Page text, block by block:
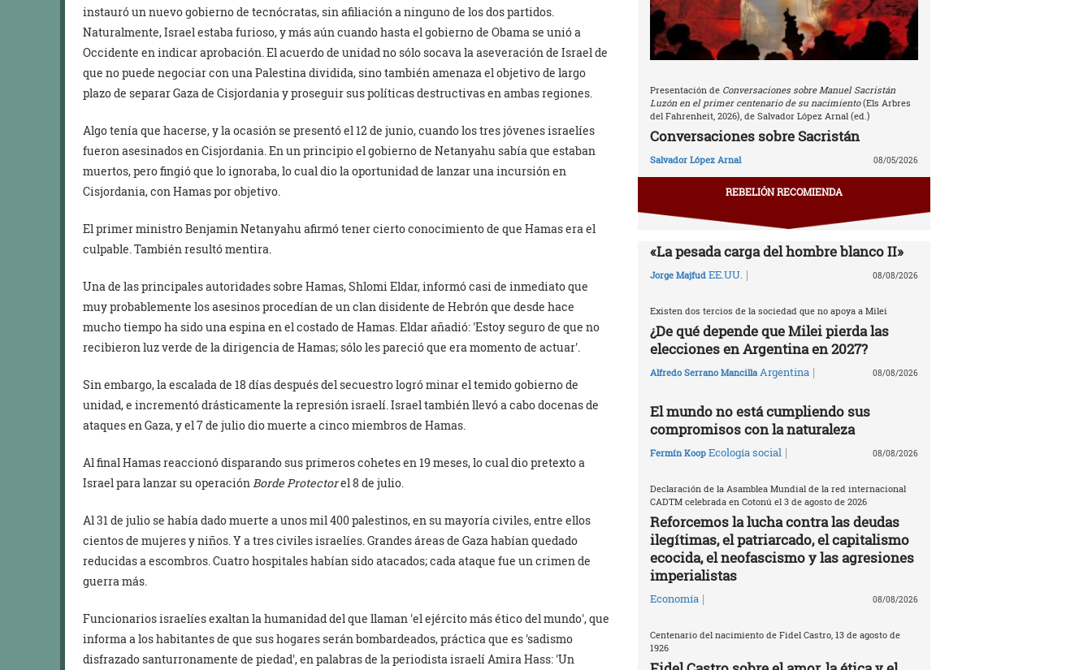
instauró un nuevo gobierno de tecnócratas, sin afiliación a ninguno de los dos partidos.
Naturalmente, Israel estaba furioso, y más aún cuando hasta el gobierno de Obama se unió a
Occidente en indicar aprobación. El acuerdo de unidad no sólo socava la aseveración de Israel de
que no puede negociar con una Palestina dividida, sino también amenaza el objetivo de largo
plazo de separar Gaza de Cisjordania y proseguir sus políticas destructivas en ambas regiones.
Algo tenía que hacerse, y la ocasión se presentó el 12 de junio, cuando los tres jóvenes israelíes
fueron asesinados en Cisjordania. En un principio el gobierno de Netanyahu sabía que estaban
muertos, pero fingió que lo ignoraba, lo cual dio la oportunidad de lanzar una incursión en
Cisjordania, con Hamas por objetivo.
El primer ministro Benjamin Netanyahu afirmó tener cierto conocimiento de que Hamas era el
culpable. También resultó mentira.
Una de las principales autoridades sobre Hamas, Shlomi Eldar, informó casi de inmediato que
muy probablemente los asesinos procedían de un clan disidente de Hebrón que desde hace
mucho tiempo ha sido una espina en el costado de Hamas. Eldar añadió: Estoy seguro de que no
recibieron luz verde de la dirigencia de Hamas; sólo les pareció que era momento de actuar .
Sin embargo, la escalada de 18 días después del secuestro logró minar el temido gobierno de
unidad, e incrementó drásticamente la represión israelí. Israel también llevó a cabo docenas de
ataques en Gaza, y el 7 de julio dio muerte a cinco miembros de Hamas.
Al final Hamas reaccionó disparando sus primeros cohetes en 19 meses, lo cual dio pretexto a
Israel para lanzar su operaciónBorde Protectorel 8 de julio.
Al 31 de julio se había dado muerte a unos mil 400 palestinos, en su mayoría civiles, entre ellos
cientos de mujeres y niños. Y a tres civiles israelíes. Grandes áreas de Gaza habían quedado
reducidas a escombros. Cuatro hospitales habían sido atacados; cada ataque fue un crimen de
guerra más.
Funcionarios israelíes exaltan la humanidad del que llaman el ejército más ético del mundo, que
informa a los habitantes de que sus hogares serán bombardeados, práctica que es sadismo
disfrazado santurronamente de piedad, en palabras de la periodista israelí Amira Hass: Un
Presentación de Conversaciones sobre Manuel Sacristán
Luzón en el primer centenario de su nacimiento(Els Arbres
del Fahrenheit, 2026), de Salvador López Arnal (ed.)
Conversaciones sobre Sacristán
Salvador López Arnal 08/05/2026
REBELIÓN RECOMIENDA
«La pesada carga del hombre blanco II»
Jorge Majfud EE.UU.| 08/08/2026
Existen dos tercios de la sociedad que no apoya a Milei
¿De qué depende que Milei pierda las
elecciones en Argentina en 2027?
Alfredo Serrano Mancilla Argentina| 08/08/2026
El mundo no está cumpliendo sus
compromisos con la naturaleza
Fermín Koop Ecología social| 08/08/2026
Declaración de la Asamblea Mundial de la red internacional
CADTM celebrada en Cotonú el 3 de agosto de 2026
Reforcemos la lucha contra las deudas
ilegítimas, el patriarcado, el capitalismo
ecocida, el neofascismo y las agresiones
imperialistas
Economía| 08/08/2026
Centenario del nacimiento de Fidel Castro, 13 de agosto de
1926